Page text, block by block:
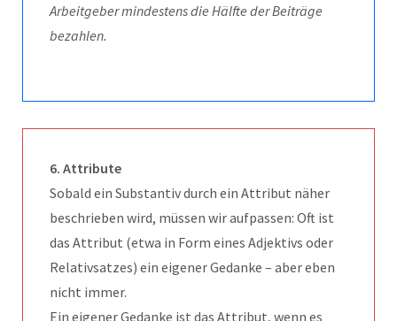
Arbeitgeber mindestens die Hälfte der Beiträge
bezahlen.
6. Attribute
Sobald ein Substantiv durch ein Attribut näher
beschrieben wird, müssen wir aufpassen: Oft ist
das Attribut (etwa in Form eines Adjektivs oder
Relativsatzes) ein eigener Gedanke – aber eben
nicht immer.
Ein eigener Gedanke ist das Attribut, wenn es